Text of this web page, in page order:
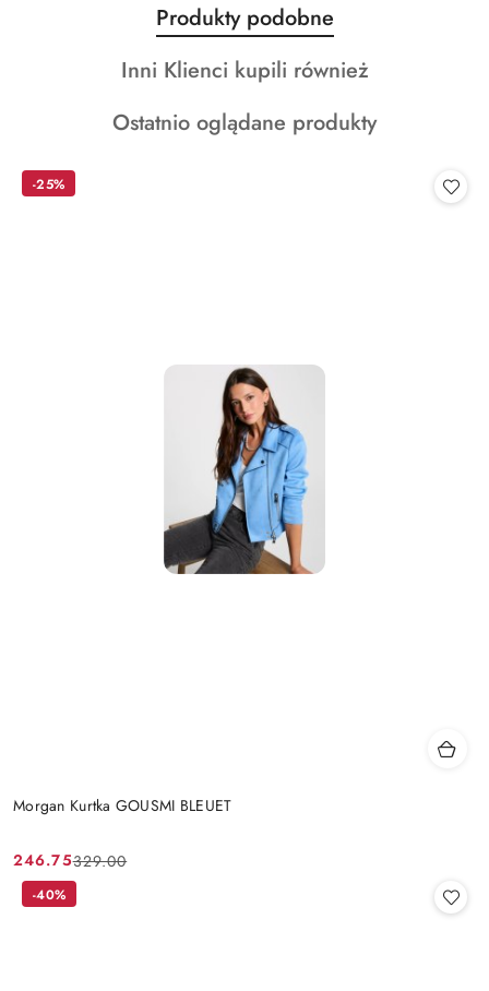
Pomiń karuzelę produktów
Produkty
o
statusie:
Produkty podobne
Produkty
statusie:
Inni Klienci kupili również
Produkty
Ostatnio oglądane produkty
Morgan Kurtka GOUSMI BLEUET
Cena
promocyjna:
246.75
Cena
przed
329.00
-25%
-40%